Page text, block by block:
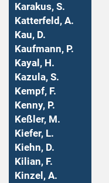
Karakus, S.
Katterfeld, A.
Kau, D.
Kaufmann, P.
Kayal, H.
Kazula, S.
Kempf, F.
Kenny, P.
Keßler, M.
Kiefer, L.
Kiehn, D.
Kilian, F.
Kinzel, A.